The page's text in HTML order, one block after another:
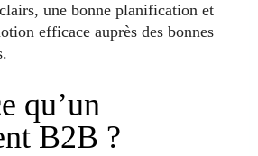
une bonne planification et
efficace auprès des bonnes
qu’un
B2B ?